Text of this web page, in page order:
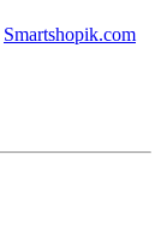
Smartshopik.com